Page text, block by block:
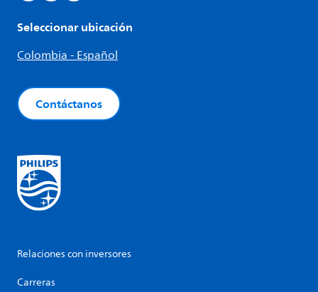
Seleccionar ubicación
Colombia - Español
Contáctanos
Relaciones con inversores
Carreras